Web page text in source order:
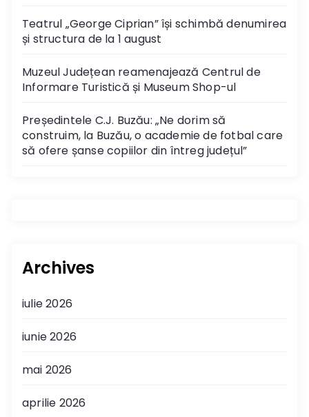
Teatrul „George Ciprian” își schimbă denumirea
și structura de la 1 august
Muzeul Județean reamenajează Centrul de
Informare Turistică și Museum Shop-ul
Președintele C.J. Buzău: „Ne dorim să
construim, la Buzău, o academie de fotbal care
să ofere șanse copiilor din întreg județul”
Archives
iulie 2026
iunie 2026
mai 2026
aprilie 2026